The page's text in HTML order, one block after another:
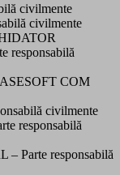
civilmente
civilmente
responsabilă
COM
civilmente
responsabilă
Parte responsabilă